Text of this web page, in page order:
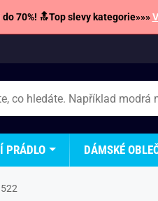
do 70%! 🔝Top slevy kategorie»»»
PRÁDLO DÁMSKÉ